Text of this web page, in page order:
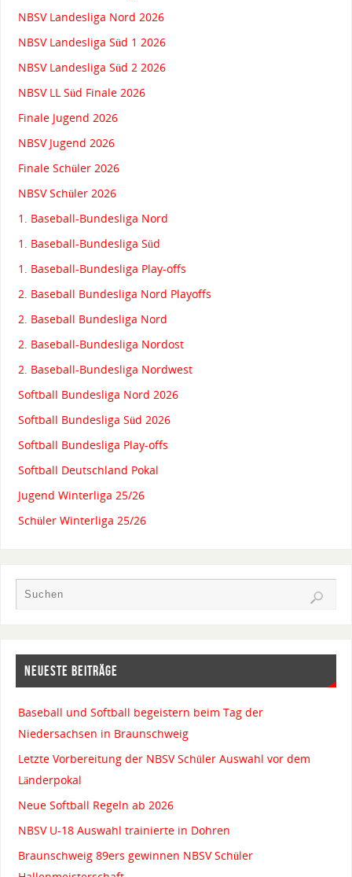
NBSV Landesliga Nord 2026
NBSV Landesliga Süd 1 2026
NBSV Landesliga Süd 2 2026
NBSV LL Süd Finale 2026
Finale Jugend 2026
NBSV Jugend 2026
Finale Schüler 2026
NBSV Schüler 2026
1. Baseball-Bundesliga Nord
1. Baseball-Bundesliga Süd
1. Baseball-Bundesliga Play-offs
2. Baseball Bundesliga Nord Playoffs
2. Baseball Bundesliga Nord
2. Baseball-Bundesliga Nordost
2. Baseball-Bundesliga Nordwest
Softball Bundesliga Nord 2026
Softball Bundesliga Süd 2026
Softball Bundesliga Play-offs
Softball Deutschland Pokal
Jugend Winterliga 25/26
Schüler Winterliga 25/26
NEUESTE BEITRÄGE
Baseball und Softball begeistern beim Tag der
Niedersachsen in Braunschweig
Letzte Vorbereitung der NBSV Schüler Auswahl vor dem
Länderpokal
Neue Softball Regeln ab 2026
NBSV U-18 Auswahl trainierte in Dohren
Braunschweig 89ers gewinnen NBSV Schüler